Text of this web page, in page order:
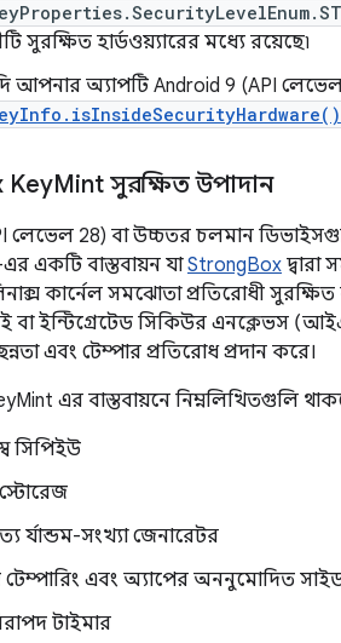
সুরক্ষিত হার্ডওয়্যারের মধ্যে রয়েছে৷
আপনার অ্যাপটি Android 9 (API
KeyMint সুরক্ষিত উপাদান
লেভেল 28) বা উচ্চতর চলমান
একটি বাস্তবায়ন যাStrongBox
কার্নেল সমঝোতা প্রতিরোধী
ইন্টিগ্রেটেড সিকিউর এনক্লেভস
এবং টেম্পার প্রতিরোধ প্রদান করে।
এর বাস্তবায়নে নিম্নলিখিতগুলি
সিপিইউ
র্যান্ডম-সংখ্যা জেনারেটর
এবং অ্যাপের অননুমোদিত
টাইমার